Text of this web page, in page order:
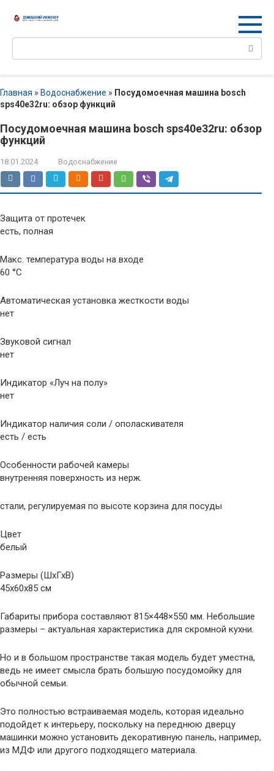
Поиск:
Главная » Водоснабжение » Посудомоечная машина bosch
sps40e32ru: обзор функций
Посудомоечная машина bosch sps40e32ru: обзор
функций
18.01.2024 Водоснабжение
Защита от протечек
есть, полная
Макс. температура воды на входе
60 °C
Автоматическая установка жесткости воды
нет
Звуковой сигнал
нет
Индикатор «Луч на полу»
нет
Индикатор наличия соли / ополаскивателя
есть / есть
Особенности рабочей камеры
внутренняя поверхность из нерж.
стали, регулируемая по высоте корзина для посуды
Цвет
белый
Размеры (ШхГхВ)
45x60x85 см
Габариты прибора составляют 815×448×550 мм. Небольшие
размеры – актуальная характеристика для скромной кухни.
Но и в большом пространстве такая модель будет уместна,
ведь не имеет смысла брать большую посудомойку для
обычной семьи.
Это полностью встраиваемая модель, которая идеально
подойдет к интерьеру, поскольку на переднюю дверцу
машинки можно установить декоративную панель, например,
из МДФ или другого подходящего материала.